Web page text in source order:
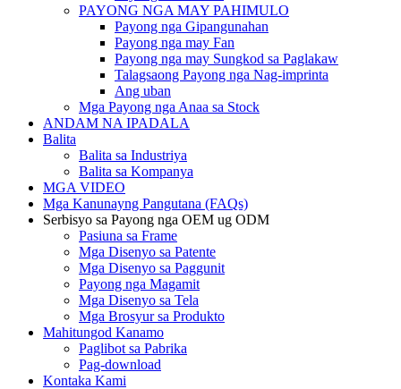
PAYONG NGA MAY PAHIMULO
Payong nga Gipangunahan
Payong nga may Fan
Payong nga may Sungkod sa Paglakaw
Talagsaong Payong nga Nag-imprinta
Ang uban
Mga Payong nga Anaa sa Stock
ANDAM NA IPADALA
Balita
Balita sa Industriya
Balita sa Kompanya
MGA VIDEO
Mga Kanunayng Pangutana (FAQs)
Serbisyo sa Payong nga OEM ug ODM
Pasiuna sa Frame
Mga Disenyo sa Patente
Mga Disenyo sa Paggunit
Payong nga Magamit
Mga Disenyo sa Tela
Mga Brosyur sa Produkto
Mahitungod Kanamo
Paglibot sa Pabrika
Pag-download
Kontaka Kami